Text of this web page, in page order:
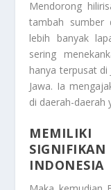
Mendorong
tambah sumber
lebih banyak
sering
hanya terpusat di
Jawa. Ia
di daerah-daerah
MEMILIKI
INDONESIA